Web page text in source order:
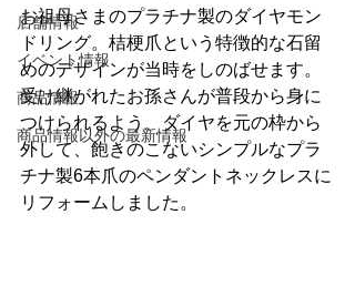
店舗情報
イベント情報
商品情報
商品情報以外の最新情報
お祖母さまのプラチナ製のダイヤモン
ドリング。桔梗爪という特徴的な石留
めのデザインが当時をしのばせます。
受け継がれたお孫さんが普段から身に
つけられるよう、ダイヤを元の枠から
外して、飽きのこないシンプルなプラ
チナ製6本爪のペンダントネックレスに
リフォームしました。